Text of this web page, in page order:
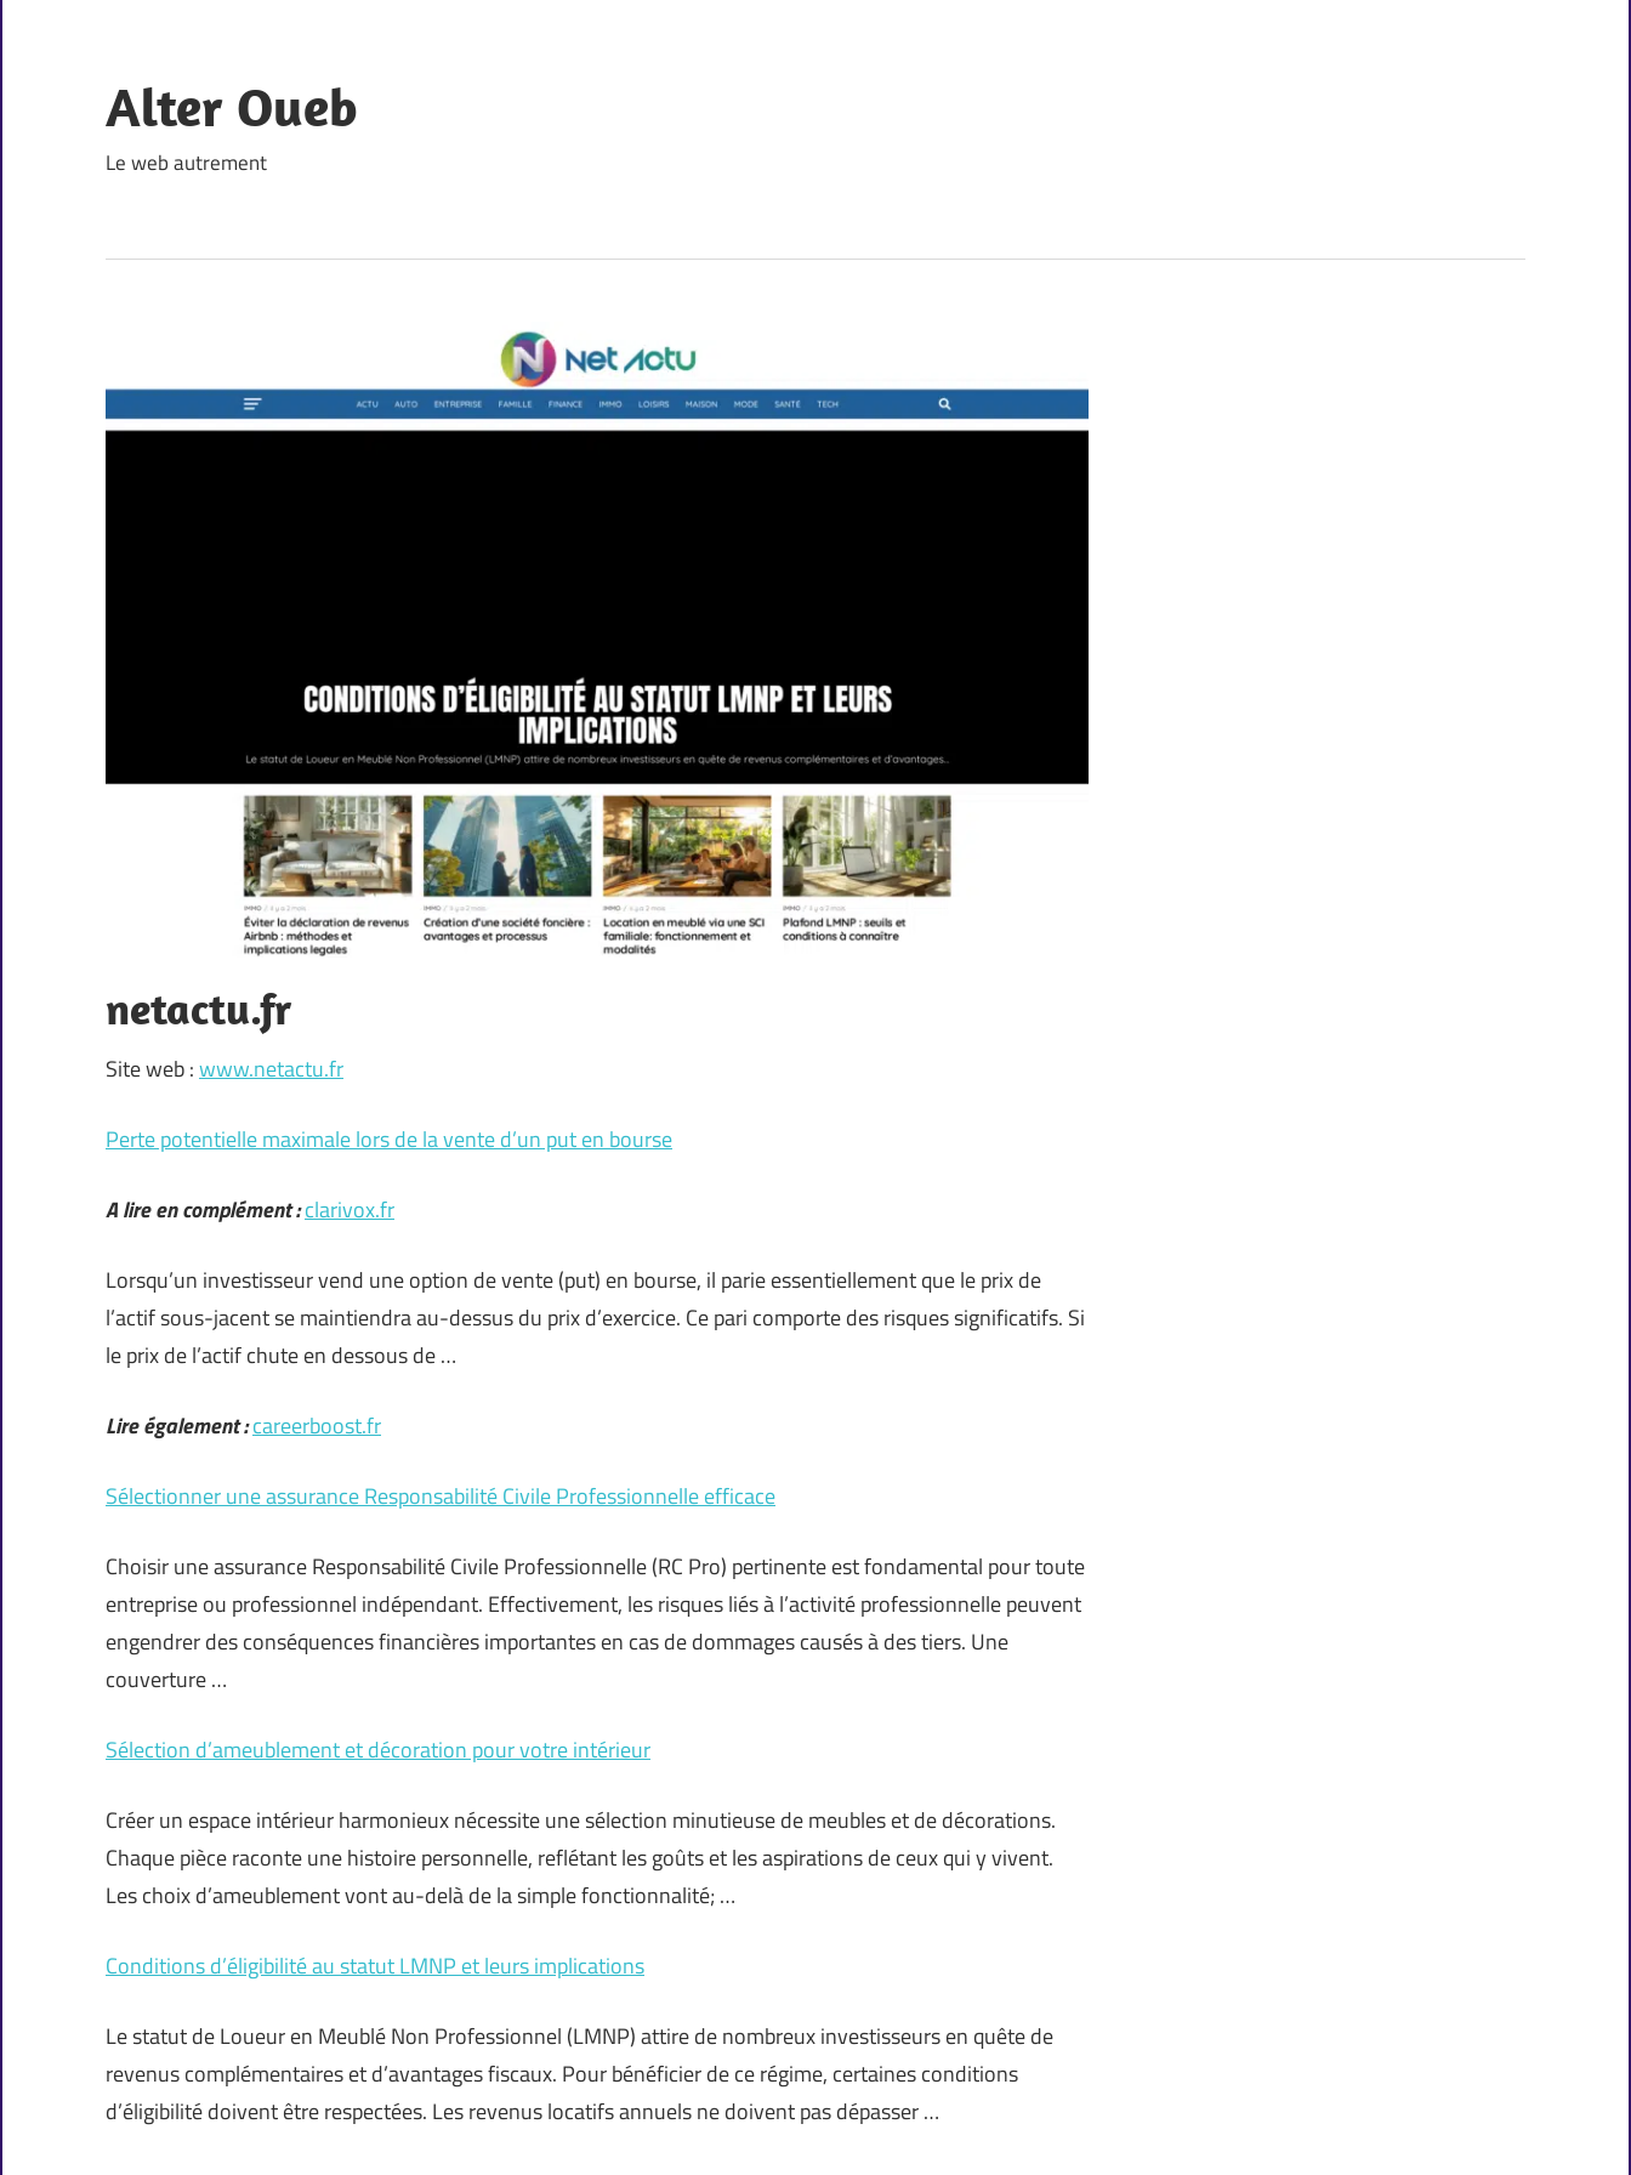
content
Alter Oueb
Le web autrement
netactu.fr
Site web :www.netactu.fr
Perte potentielle maximale lors de la vente d’un put en bourse
A lire en complément :clarivox.fr
Lorsqu’un investisseur vend une option de vente (put) en bourse, il parie essentiellement que le prix de
l’actif sous-jacent se maintiendra au-dessus du prix d’exercice. Ce pari comporte des risques significatifs. Si
le prix de l’actif chute en dessous de …
Lire également :careerboost.fr
Sélectionner une assurance Responsabilité Civile Professionnelle efficace
Choisir une assurance Responsabilité Civile Professionnelle (RC Pro) pertinente est fondamental pour toute
entreprise ou professionnel indépendant. Effectivement, les risques liés à l’activité professionnelle peuvent
engendrer des conséquences financières importantes en cas de dommages causés à des tiers. Une
couverture …
Sélection d’ameublement et décoration pour votre intérieur
Créer un espace intérieur harmonieux nécessite une sélection minutieuse de meubles et de décorations.
Chaque pièce raconte une histoire personnelle, reflétant les goûts et les aspirations de ceux qui y vivent.
Les choix d’ameublement vont au-delà de la simple fonctionnalité; …
Conditions d’éligibilité au statut LMNP et leurs implications
Le statut de Loueur en Meublé Non Professionnel (LMNP) attire de nombreux investisseurs en quête de
revenus complémentaires et d’avantages fiscaux. Pour bénéficier de ce régime, certaines conditions
d’éligibilité doivent être respectées. Les revenus locatifs annuels ne doivent pas dépasser …